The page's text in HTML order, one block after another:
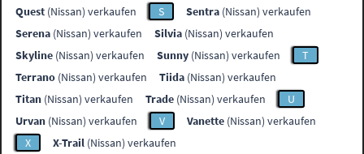
Quest (Nissan) verkaufen S Sentra (Nissan) verkaufen
Serena (Nissan) verkaufen Silvia (Nissan) verkaufen
Skyline (Nissan) verkaufen Sunny (Nissan) verkaufen
T
Terrano (Nissan) verkaufen Tiida (Nissan) verkaufen
Titan (Nissan) verkaufen Trade (Nissan) verkaufen
U
Urvan (Nissan) verkaufen V Vanette (Nissan) verkaufen
X
X-Trail (Nissan) verkaufen